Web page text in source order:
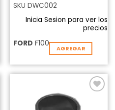
SKU DWC002
Inicia Sesion para ver los
precios
FORD F100
AGREGAR